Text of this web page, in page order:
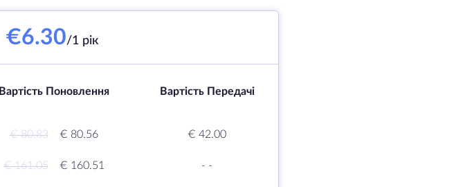
€6.30/1 рік
Вартість Поновлення Вартість Передачі
€ 80.83 € 80.56 € 42.00
€ 161.05 € 160.51 - -